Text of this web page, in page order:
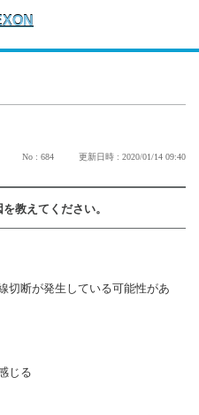
No : 684 更新日時 : 2020/01/14 09:40
教えてください。
切断が発生している可能性があ
じる